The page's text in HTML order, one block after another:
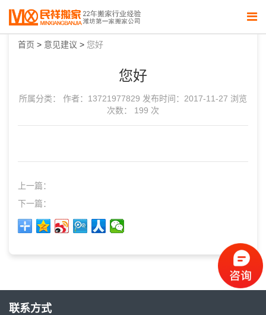
首页 > 意见建议 > 您好
您好
所属分类： 作者：13721977829 发布时间：2017-11-27 浏览
次数： 199 次
上一篇：
下一篇：
联系方式